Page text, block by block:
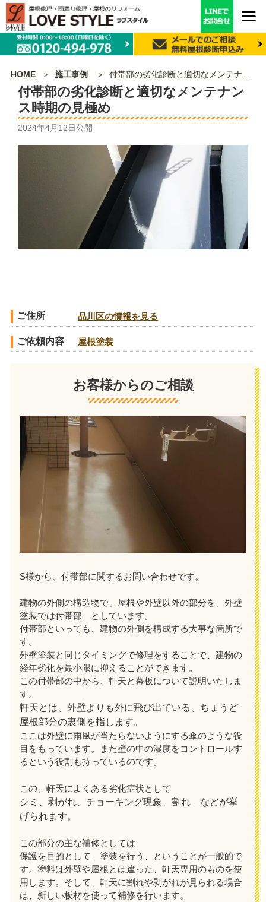
HOME 施工事例 付帯部の劣化診断と適切なメンテナンス時期の見極め
付帯部の劣化診断と適切なメンテナン
ス時期の見極め
2024年4月12日公開
ご住所 品川区の情報を見る
ご依頼内容 屋根塗装
お客様からのご相談
S様から、付帯部に関するお問い合わせです。
建物の外側の構造物で、屋根や外壁以外の部分を、外壁
塗装では付帯部 としています。
付帯部といっても、建物の外側を構成する大事な箇所で
す。
外壁塗装と同じタイミングで修理をすることで、建物の
経年劣化を最小限に抑えることができます。
この付帯部の中から、軒天と幕板について説明いたしま
す。
軒天とは、外壁よりも外に飛び出ている、ちょうど
屋根部分の裏側を指します。
ここは外壁に雨風が当たらないようにする傘のような役
目をもっています。また壁の中の湿度をコントロールす
るという役割も持っているのです。
この、軒天によくある劣化症状として
シミ、剥がれ、チョーキング現象、割れ などが挙
げられます。
この部分の主な補修としては
保護を目的として、塗装を行う、ということが一般的で
す。塗料は外壁や屋根とは違った、軒天専用のものを使
用します。そして、軒天に割れや剥がれが見られる場合
は、新しい板材を使って補修を行います。